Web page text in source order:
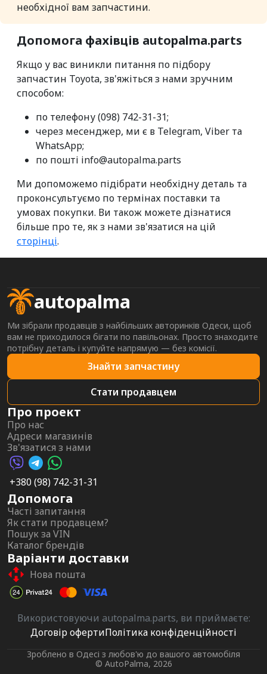
необхідної вам запчастини.
Допомога фахівців autopalma.parts
Якщо у вас виникли питання по підбору
запчастин Toyota, зв'яжіться з нами зручним
способом:
по телефону (098) 742-31-31;
через месенджер, ми є в Telegram, Viber та
WhatsApp;
по пошті info@autopalma.parts
Ми допоможемо підібрати необхідну деталь та
проконсультуємо по термінах поставки та
умовах покупки. Ви також можете дізнатися
більше про те, як з нами зв'язатися на цій
сторінці.
autopalma
Ми зібрали продавців з найбільших авторинків Одеси, щоб
вам не приходилося бігати по павільонах. Просто знаходите
потрібну деталь і купуйте напрямую — без комісії.
Знайти запчастину
Стати продавцем
Про проект
Про нас
Адреси магазинів
Зв'язатися з нами
Viber AutoPalma
Telegram AutoPalma
WhatsApp AutoPalma
+380 (98) 742-31-31
Допомога
Часті запитання
Як стати продавцем?
Пошук за VIN
Каталог брендів
Варіанти доставки
Нова пошта
Використовуючи autopalma.parts, ви приймаєте:
Договір офертиПолітика конфіденційності
Зроблено в Одесі з любов'ю до вашого автомобіля
© AutoPalma, 2026